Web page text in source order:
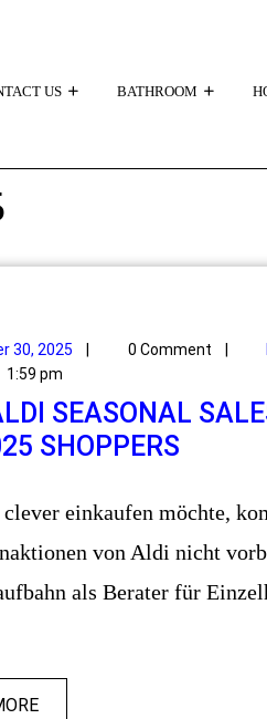
US BATHROOM
30, 2025 0 Comment
1:59 pm
SEASONAL
SHOPPERS
von Aldi nicht
als Berater für